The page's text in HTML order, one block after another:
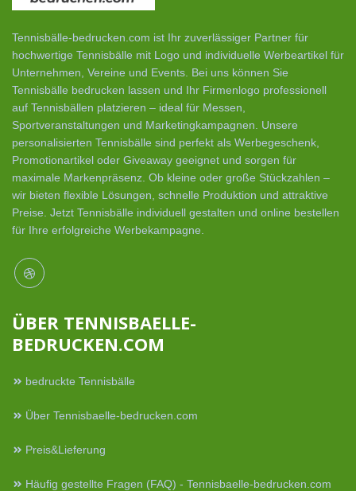
Tennisbälle-bedrucken.com ist Ihr zuverlässiger Partner für
hochwertige Tennisbälle mit Logo und individuelle Werbeartikel für
Unternehmen, Vereine und Events. Bei uns können Sie
Tennisbälle bedrucken lassen und Ihr Firmenlogo professionell
auf Tennisbällen platzieren – ideal für Messen,
Sportveranstaltungen und Marketingkampagnen. Unsere
personalisierten Tennisbälle sind perfekt als Werbegeschenk,
Promotionartikel oder Giveaway geeignet und sorgen für
maximale Markenpräsenz. Ob kleine oder große Stückzahlen –
wir bieten flexible Lösungen, schnelle Produktion und attraktive
Preise. Jetzt Tennisbälle individuell gestalten und online bestellen
für Ihre erfolgreiche Werbekampagne.
ÜBER TENNISBAELLE-
BEDRUCKEN.COM
bedruckte Tennisbälle
Über Tennisbaelle-bedrucken.com
Preis&Lieferung
Häufig gestellte Fragen (FAQ) - Tennisbaelle-bedrucken.com